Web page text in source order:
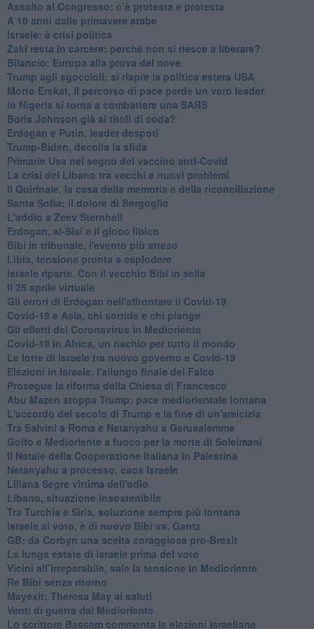
Assalto al Congresso: c’è protesta e protesta
A 10 anni dalle primavere arabe
Israele: è crisi politica
Zaki resta in carcere: perchè non si riesce a liberare?
Bilancio: Europa alla prova del nove
Trump agli sgoccioli: si riapre la politica estera USA
Morto Erekat, il percorso di pace perde un vero leader
In Nigeria si torna a combattere una SARS
Boris Johnson già ai titoli di coda?
Erdogan e Putin, leader despoti
Trump-Biden, decolla la sfida
Primarie Usa nel segno del vaccino anti-Covid
La crisi del Libano tra vecchi e nuovi problemi
Il Quirinale, la casa della memoria e della riconciliazione
Santa Sofia: il dolore di Bergoglio
L'addio a ​Zeev Sternhell
Erdogan, al-Sisi e il gioco libico
Bibi in tribunale, l'evento più atteso
Libia, tensione pronta a esplodere
Israele riparte. Con il vecchio Bibi in sella
Il 25 aprile virtuale
Gli errori di Erdogan nell'affrontare il Covid-19
Covid-19 e Asia, chi sorride e chi piange
Gli effetti del Coronavirus in Medioriente
Covid-19 in Africa, un rischio per tutto il mondo
Le lotte di Israele tra nuovo governo e Covid-19
Elezioni in Israele, l'allungo finale del Falco
Prosegue la riforma della Chiesa di Francesco
Abu Mazen stoppa Trump: pace mediorientale lontana
L'accordo del secolo di Trump e la fine di un'amicizia
Tra Salvini a Roma e Netanyahu a Gerusalemme
Golfo e Medioriente a fuoco per la morte di Soleimani
Il Natale della Cooperazione italiana in Palestina
Netanyahu a processo, caos Israele
Liliana Segre vittima dell'odio
Libano, situazione insostenibile
Tra Turchia e Siria, soluzione sempre più lontana
Israele al voto, è di nuovo Bibi vs. Gantz
GB: da Corbyn una scelta coraggiosa pro-Brexit
La lunga estate di Israele prima del voto
Vicini all’irreparabile, sale la tensione in Medioriente
Re Bibi senza ritorno
Mayexit: Theresa May ai saluti
Venti di guerra dal Medioriente
Lo scrittore Bassem commenta le elezioni israeliane